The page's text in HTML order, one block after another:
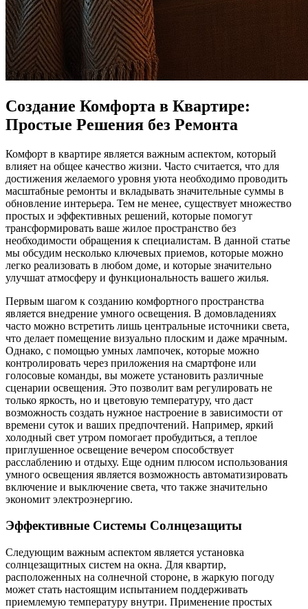
Создание Комфорта в Квартире:
Простые Решения без Ремонта
Комфорт в квартире является важным аспектом, который
влияет на общее качество жизни. Часто считается, что для
достижения желаемого уровня уюта необходимо проводить
масштабные ремонты и вкладывать значительные суммы в
обновление интерьера. Тем не менее, существует множество
простых и эффективных решений, которые помогут
трансформировать ваше жилое пространство без
необходимости обращения к специалистам. В данной статье
мы обсудим несколько ключевых приемов, которые можно
легко реализовать в любом доме, и которые значительно
улучшат атмосферу и функциональность вашего жилья.
Первым шагом к созданию комфортного пространства
является внедрение умного освещения. В домовладениях
часто можно встретить лишь центральные источники света,
что делает помещение визуально плоским и даже мрачным.
Однако, с помощью умных лампочек, которые можно
контролировать через приложения на смартфоне или
голосовые команды, вы можете установить различные
сценарии освещения. Это позволит вам регулировать не
только яркость, но и цветовую температуру, что даст
возможность создать нужное настроение в зависимости от
времени суток и ваших предпочтений. Например, яркий
холодный свет утром помогает пробудиться, а теплое
приглушенное освещение вечером способствует
расслаблению и отдыху. Еще одним плюсом использования
умного освещения является возможность автоматизировать
включение и выключение света, что также значительно
экономит электроэнергию.
Эффективные Системы Солнцезащиты
Следующим важным аспектом является установка
солнцезащитных систем на окна. Для квартир,
расположенных на солнечной стороне, в жаркую погоду
может стать настоящим испытанием поддерживать
приемлемую температуру внутри. Применение простых